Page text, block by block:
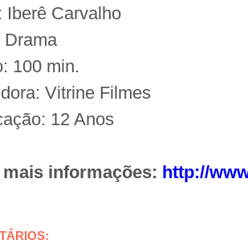
Iberê Carvalho
Drama
100 min.
Vitrine Filmes
12 Anos
mais informações: http://